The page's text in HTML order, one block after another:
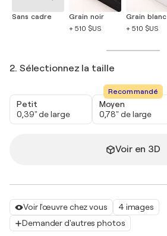
Voir l'œuvre chez vous
4 images
Demander d'autres photos
Sans cadre
Grain noir
+ 510 $US
Grain blanc
+ 510 $US
2. Sélectionnez la taille
Petit
0,39" de large
Recommandé
Moyen
0,78" de large
Voir en 3D